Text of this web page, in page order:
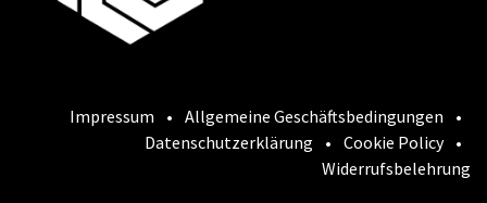
Impressum • Allgemeine Geschäftsbedingungen
•
Datenschutzerklärung
• Cookie Policy •
Widerrufsbelehrung